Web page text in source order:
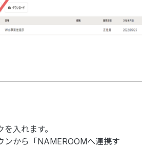
入れます。
から「NAMEROOMへ連携す